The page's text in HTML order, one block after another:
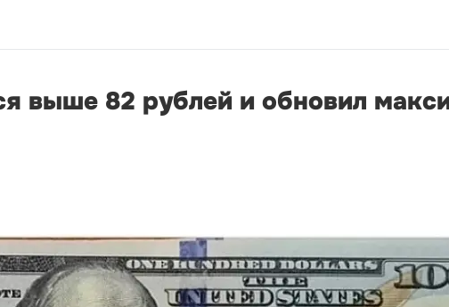
выше 82 рублей и обновил